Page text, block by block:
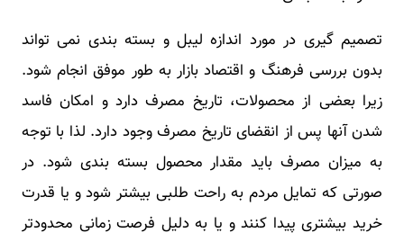
تصمیم گیری در مورد اندازه لیبل و بسته بندی نمی تواند
بدون بررسی فرهنگ و اقتصاد بازار به طور موفق انجام شود.
زیرا بعضی از محصولات، تاریخ مصرف دارد و امکان فاسد
شدن آنها پس از انقضای تاریخ مصرف وجود دارد. لذا با توجه
به میزان مصرف باید مقدار محصول بسته بندی شود. در
صورتی که تمایل مردم به راحت طلبی بیشتر شود و یا قدرت
خرید بیشتری پیدا کنند و یا به دلیل فرصت زمانی محدودتر